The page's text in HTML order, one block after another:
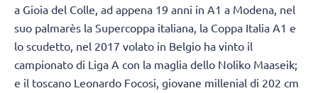
a Gioia del Colle, ad appena 19 anni in A1 a Modena, nel
suo palmarès la Supercoppa italiana, la Coppa Italia A1 e
lo scudetto, nel 2017 volato in Belgio ha vinto il
campionato di Liga A con la maglia dello Noliko Maaseik;
e il toscano Leonardo Focosi, giovane millenial di 202 cm